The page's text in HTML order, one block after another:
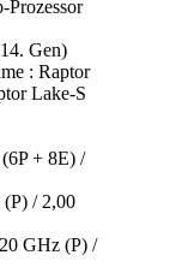
Prozessor
Gen)
: Raptor
Lake-S
+ 8E) /
/ 2,00
GHz (P) /